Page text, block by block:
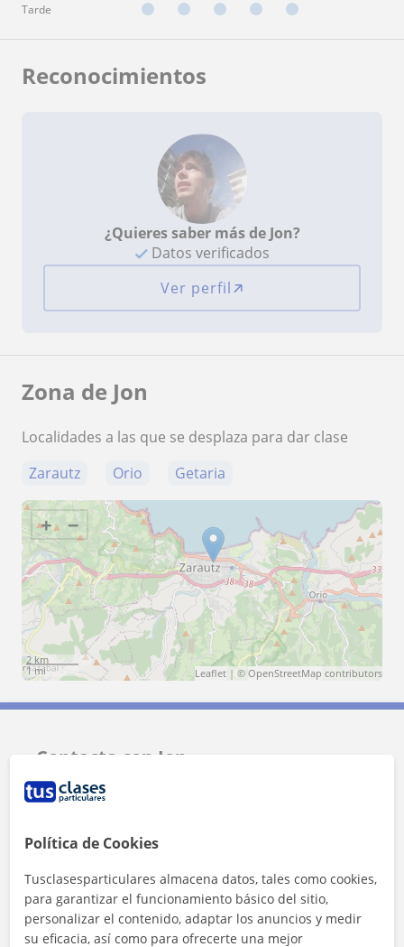
Tarde
Reconocimientos
¿Quieres saber más de Jon?
Datos verificados
Ver perfil
Zona de Jon
Localidades a las que se desplaza para dar clase
Zarautz
Orio Getaria
+ −
2 km
1 mi
Leaflet | © OpenStreetMap contributors
Contacta con Jon
Tarifa
1ª clase gratis
Política de Cookies
Tusclasesparticulares almacena datos, tales como cookies,
para garantizar el funcionamiento básico del sitio,
personalizar el contenido, adaptar los anuncios y medir
su eficacia, así como para ofrecerte una mejor